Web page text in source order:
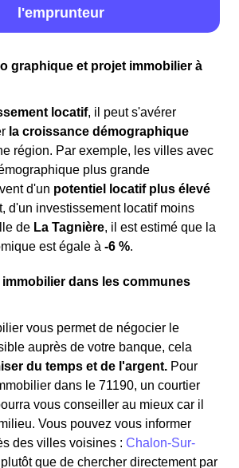
l'emprunteur
graphique et projet immobilier à
locatif, il peut s'avérer
la croissance démographique
région. Par exemple, les villes avec
plus grande
d'un potentiel locatif plus élevé
d'un investissement locatif moins
de La Tagnière, il est estimé que la
est égale à -6 %.
dans les communes
vous permet de négocier le
auprès de votre banque, cela
du temps et de l'argent. Pour
dans le 71190, un courtier
vous conseiller au mieux car il
Vous pouvez vous informer
des villes voisines : Chalon-Sur-
plutôt que de chercher directement par